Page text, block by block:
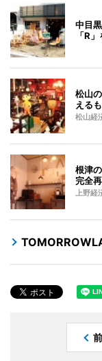
中目
「R
松山
える
松山経
根津
完全
上野経